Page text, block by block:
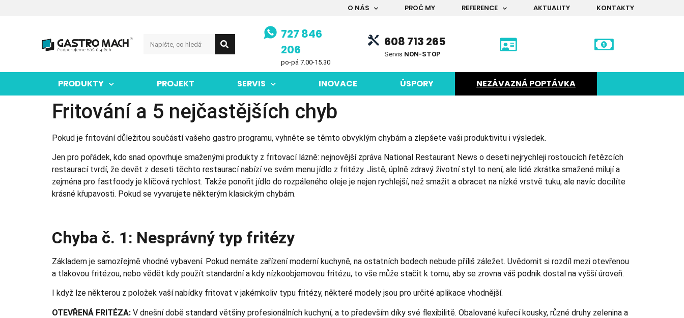
O NÁS PROČ MY REFERENCE AKTUALITY KONTAKTY
727 846
206
po-pá 7.00-15.30
608 713 265
Servis NON-STOP
PRODUKTY PROJEKT SERVIS INOVACE ÚSPORY NEZÁVAZNÁ POPTÁVKA
Fritování a 5 nejčastějších chyb
Pokud je fritování důležitou součástí vašeho gastro programu, vyhněte se těmto obvyklým chybám a zlepšete vaši produktivitu i výsledek.
Jen pro pořádek, kdo snad opovrhuje smaženými produkty z fritovací lázně: nejnovější zpráva National Restaurant News o deseti nejrychleji rostoucích řetězcích
restaurací tvrdí, že devět z deseti těchto restaurací nabízí ve svém menu jídlo z fritézy. Jistě, úplně zdravý životní styl to není, ale lidé zkrátka smažené milují a
zejména pro fastfoody je klíčová rychlost. Takže ponořit jídlo do rozpáleného oleje je nejen rychlejší, než smažit a obracet na nízké vrstvě tuku, ale navíc docílíte
krásné křupavosti. Pokud se vyvarujete některým klasickým chybám.
Chyba č. 1: Nesprávný typ fritézy
Základem je samozřejmě vhodné vybavení. Pokud nemáte zařízení moderní kuchyně, na ostatních bodech nebude příliš záležet. Uvědomit si rozdíl mezi otevřenou
a tlakovou fritézou, nebo vědět kdy použít standardní a kdy nízkoobjemovou fritézu, to vše může stačit k tomu, aby se zrovna váš podnik dostal na vyšší úroveň.
I když lze některou z položek vaší nabídky fritovat v jakémkoliv typu fritézy, některé modely jsou pro určité aplikace vhodnější.
OTEVŘENÁ FRITÉZA: V dnešní době standard většiny profesionálních kuchyní, a to především díky své flexibilitě. Obalované kuřecí kousky, různé druhy zelenina a